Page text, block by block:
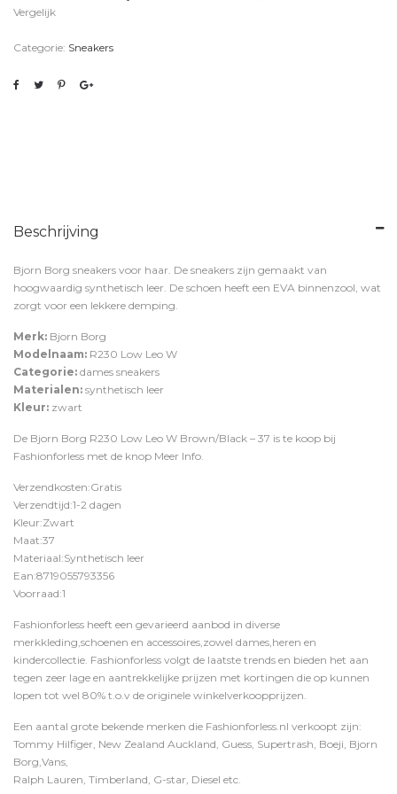
Vergelijk
Categorie: Sneakers
Beschrijving
Bjorn Borg sneakers voor haar. De sneakers zijn gemaakt van
hoogwaardig synthetisch leer. De schoen heeft een EVA binnenzool, wat
zorgt voor een lekkere demping.
Merk: Bjorn Borg
Modelnaam: R230 Low Leo W
Categorie: dames sneakers
Materialen: synthetisch leer
Kleur: zwart
De Bjorn Borg R230 Low Leo W Brown/Black – 37 is te koop bij
Fashionforless met de knop Meer Info
Verzendkosten:Gratis
Verzendtijd:1-2 dagen
Kleur:Zwart
Maat:37
Materiaal:Synthetisch leer
Ean:8719055793356
Voorraad:1
Fashionforless heeft een gevarieerd aanbod in diverse
merkkleding,schoenen en accessoires,zowel dames,heren en
kindercollectie. Fashionforless volgt de laatste trends en bieden het aan
tegen zeer lage en aantrekkelijke prijzen met kortingen die op kunnen
lopen tot wel 80% t.o.v de originele winkelverkoopprijzen.
Een aantal grote bekende merken die Fashionforless.nl verkoopt zijn:
Tommy Hilfiger, New Zealand Auckland, Guess, Supertrash, Boeji, Bjorn
Borg,Vans,
Ralph Lauren, Timberland, G-star, Diesel etc.